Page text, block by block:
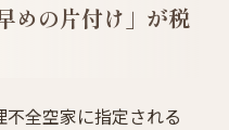
めの片付け」が税
全空家に指定される